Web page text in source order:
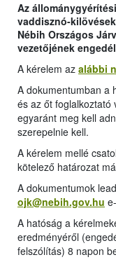
Az
vaddisznó-
Nébih Országos
vezetőjének
A kérelem az alábbi
A dokumentumban a
és az őt foglalkoztató
egyaránt meg kell
szerepelnie kell.
A kérelem mellé
kötelező határozat
A dokumentumok
ojk@nebih.gov.hu
A hatóság a
eredményéről
felszólítás) 8 napon